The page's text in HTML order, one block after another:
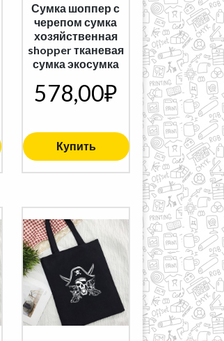
Сумка шоппер с
черепом сумка
хозяйственная
shopper тканевая
сумка экосумка
578,00₽
Купить